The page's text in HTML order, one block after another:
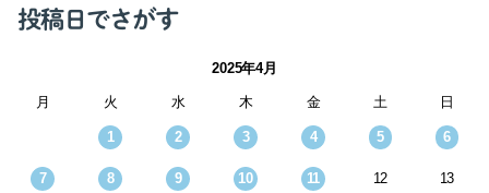
投稿日でさがす
2025年4月
月 火 水 木 金 土 日
1 2 3 4 5 6
7 8 9 10 11 12 13